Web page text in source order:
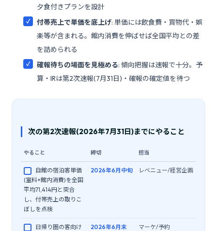
夕食付きプランを設計
付帯売上で単価を底上げ: 単価には飲食費・買物代・娯
楽等が含まれる。館内消費を伸ばせば全国平均との差
を詰められる
確報待ちの場面を見極める: 傾向把握は速報で十分。予
算・IRは第2次速報(7月31日)・確報の確定値を待つ
次の第2次速報(2026年7月31日)までにやること
やること 締切 担当
自館の宿泊客単価
(室料+館内消費)を全国
平均71,414円と突合
し、付帯売上の取りこ
ぼしを点検
2026年6月中旬 レベニュー/経営企画
日帰り圏の客向け
2026年6月末 マーケ/予約